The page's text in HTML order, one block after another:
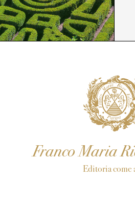
Franco Maria
Editoria come